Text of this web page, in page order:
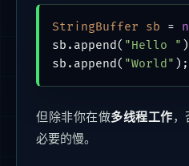
StringBuffer sb =
sb.append( "Hello "
sb.append( "World"
但除非你在做多线程工作，
必要的慢。